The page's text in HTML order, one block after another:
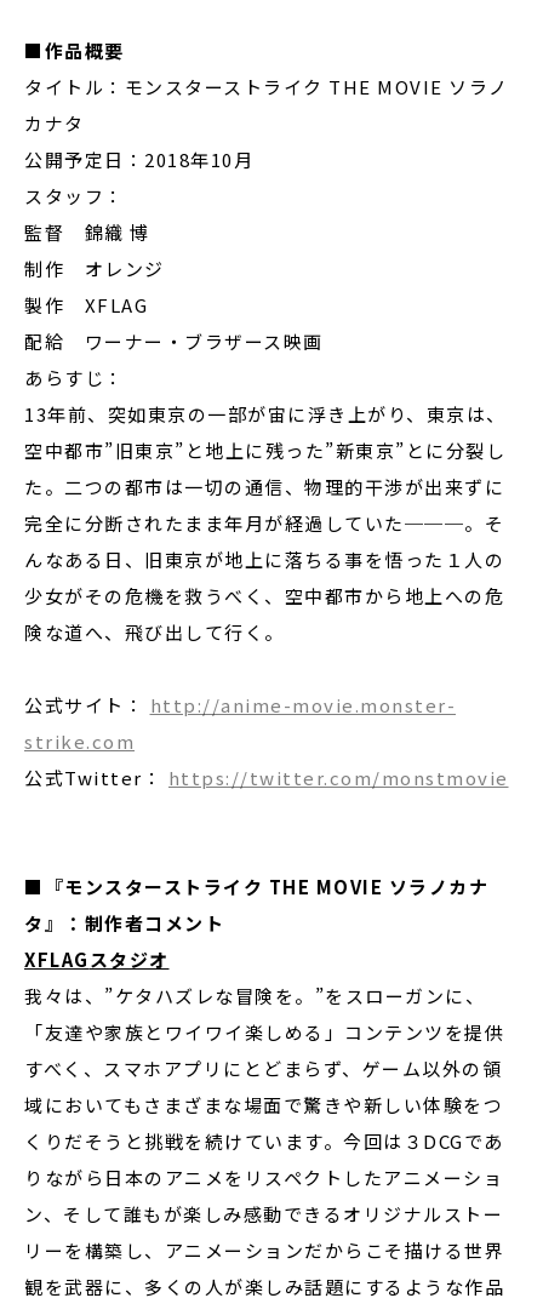
■作品概要
タイトル：モンスターストライク THE MOVIE ソラノ
カナタ
公開予定日：2018年10月
スタッフ：
監督 錦織 博
制作 オレンジ
製作 XFLAG
配給 ワーナー・ブラザース映画
あらすじ：
13年前、突如東京の一部が宙に浮き上がり、東京は、
空中都市”旧東京”と地上に残った”新東京”とに分裂し
た。二つの都市は一切の通信、物理的干渉が出来ずに
完全に分断されたまま年月が経過していた───。そ
んなある日、旧東京が地上に落ちる事を悟った１人の
少女がその危機を救うべく、空中都市から地上への危
険な道へ、飛び出して行く。
公式サイト： http://anime-movie.monster-
strike.com
公式Twitter： https://twitter.com/monstmovie
■『モンスターストライク THE MOVIE ソラノカナ
タ』：制作者コメント
XFLAGスタジオ
我々は、”ケタハズレな冒険を。”をスローガンに、
「友達や家族とワイワイ楽しめる」コンテンツを提供
すべく、スマホアプリにとどまらず、ゲーム以外の領
域においてもさまざまな場面で驚きや新しい体験をつ
くりだそうと挑戦を続けています。今回は３DCGであ
りながら日本のアニメをリスペクトしたアニメーショ
ン、そして誰もが楽しみ感動できるオリジナルストー
リーを構築し、アニメーションだからこそ描ける世界
観を武器に、多くの人が楽しみ話題にするような作品